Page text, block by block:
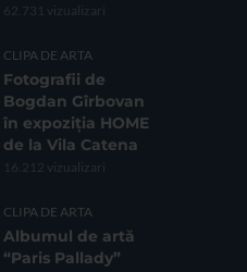
62.731 vizualizari
CLIPA DE ARTA
Fotografii de
Bogdan Gîrbovan
în expoziția HOME
de la Vila Catena
16.212 vizualizari
CLIPA DE ARTA
Albumul de artă
“Paris Pallady”